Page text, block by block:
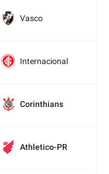
Vasco
Internacional
Corinthians
Athletico-PR